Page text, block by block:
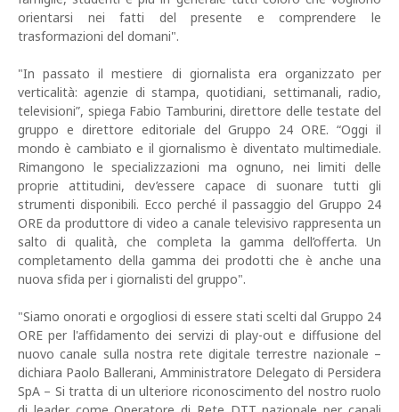
orientarsi nei fatti del presente e comprendere le
trasformazioni del domani".
"In passato il mestiere di giornalista era organizzato per
verticalità: agenzie di stampa, quotidiani, settimanali, radio,
televisioni”, spiega Fabio Tamburini, direttore delle testate del
gruppo e direttore editoriale del Gruppo 24 ORE. “Oggi il
mondo è cambiato e il giornalismo è diventato multimediale.
Rimangono le specializzazioni ma ognuno, nei limiti delle
proprie attitudini, dev’essere capace di suonare tutti gli
strumenti disponibili. Ecco perché il passaggio del Gruppo 24
ORE da produttore di video a canale televisivo rappresenta un
salto di qualità, che completa la gamma dell’offerta. Un
completamento della gamma dei prodotti che è anche una
nuova sfida per i giornalisti del gruppo".
"Siamo onorati e orgogliosi di essere stati scelti dal Gruppo 24
ORE per l'affidamento dei servizi di play-out e diffusione del
nuovo canale sulla nostra rete digitale terrestre nazionale –
dichiara Paolo Ballerani, Amministratore Delegato di Persidera
SpA – Si tratta di un ulteriore riconoscimento del nostro ruolo